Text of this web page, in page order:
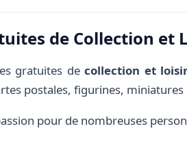
de Collection et
gratuites decollection et
postales, figurines, miniatures
pour de nombreuses